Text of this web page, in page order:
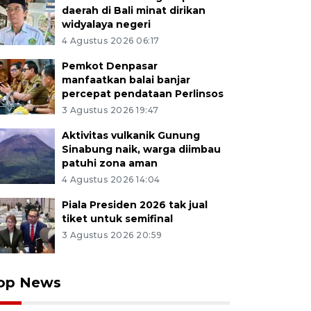
daerah di Bali minat dirikan
widyalaya negeri
4 Agustus 2026 06:17
Pemkot Denpasar
manfaatkan balai banjar
percepat pendataan Perlinsos
3 Agustus 2026 19:47
Aktivitas vulkanik Gunung
Sinabung naik, warga diimbau
patuhi zona aman
4 Agustus 2026 14:04
Piala Presiden 2026 tak jual
tiket untuk semifinal
3 Agustus 2026 20:59
News